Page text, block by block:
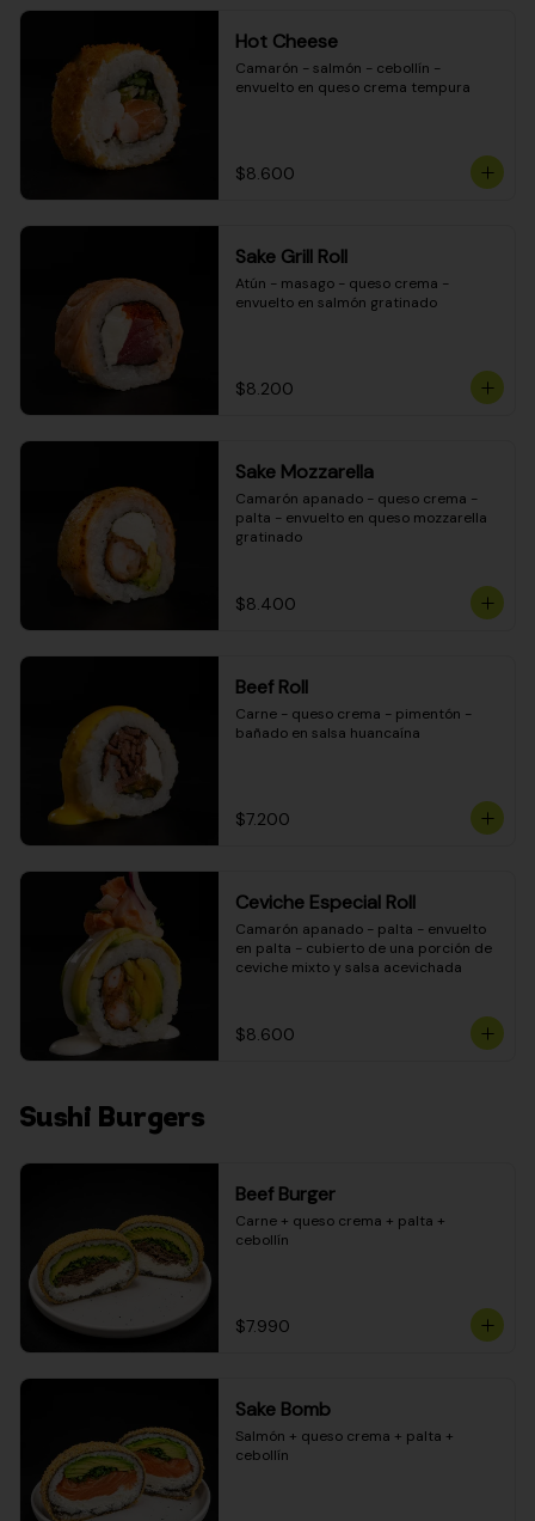
Hot Cheese
Camarón - salmón - cebollín -
envuelto en queso crema tempura
$8.600
Sake Grill Roll
Atún - masago - queso crema -
envuelto en salmón gratinado
$8.200
Sake Mozzarella
Camarón apanado - queso crema -
palta - envuelto en queso mozzarella
gratinado
$8.400
Beef Roll
Carne - queso crema - pimentón -
bañado en salsa huancaína
$7.200
Ceviche Especial Roll
Camarón apanado - palta - envuelto
en palta - cubierto de una porción de
ceviche mixto y salsa acevichada
$8.600
Sushi Burgers
Beef Burger
Carne + queso crema + palta +
cebollín
$7.990
Sake Bomb
Salmón + queso crema + palta +
cebollín